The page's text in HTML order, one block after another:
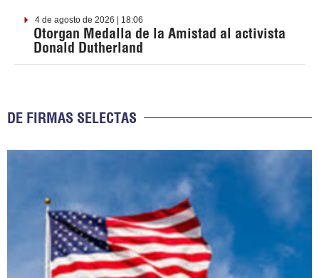
4 de agosto de 2026 | 18:06
Otorgan Medalla de la Amistad al activista
Donald Dutherland
DE FIRMAS SELECTAS